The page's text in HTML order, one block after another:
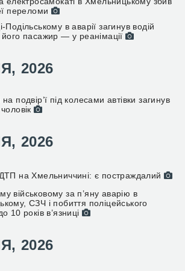
переломи
Подільському в аварії загинув водій
пасажир — у реанімації
2026
подвір’ї під колесами автівки загинув
2026
на Хмельниччині: є постраждалий
військовому за п’яну аварію в
СЗЧ і побиття поліцейського
10 років в’язниці
2026